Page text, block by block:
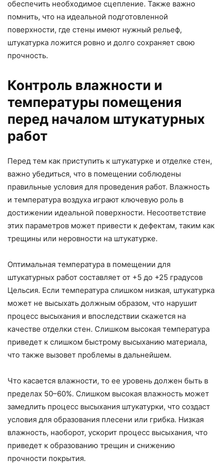
обеспечить необходимое сцепление. Также важно
помнить, что на идеальной подготовленной
поверхности, где стены имеют нужный рельеф,
штукатурка ложится ровно и долго сохраняет свою
прочность.
Контроль влажности и
температуры помещения
перед началом штукатурных
работ
Перед тем как приступить к штукатурке и отделке стен,
важно убедиться, что в помещении соблюдены
правильные условия для проведения работ. Влажность
и температура воздуха играют ключевую роль в
достижении идеальной поверхности. Несоответствие
этих параметров может привести к дефектам, таким как
трещины или неровности на штукатурке.
Оптимальная температура в помещении для
штукатурных работ составляет от +5 до +25 градусов
Цельсия. Если температура слишком низкая, штукатурка
может не высыхать должным образом, что нарушит
процесс высыхания и впоследствии скажется на
качестве отделки стен. Слишком высокая температура
приведет к слишком быстрому высыханию материала,
что также вызовет проблемы в дальнейшем.
Что касается влажности, то ее уровень должен быть в
пределах 50–60%. Слишком высокая влажность может
замедлить процесс высыхания штукатурки, что создаст
условия для образования плесени или грибка. Низкая
влажность, наоборот, ускорит процесс высыхания, что
приведет к образованию трещин и снижению
прочности покрытия.